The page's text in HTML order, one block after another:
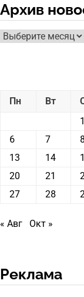
Архив
Архив
новостей
Пн
Вт
1
6
7
13
14
20
21
27
28
« Авг Окт »
Реклама